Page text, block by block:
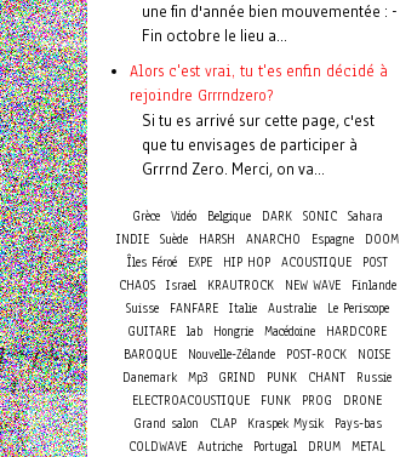
une fin d'année bien mouvementée : -
Fin octobre le lieu a...
Alors c'est vrai, tu t'es enfin décidé à
rejoindre Grrrndzero?
Si tu es arrivé sur cette page, c'est
que tu envisages de participer à
Grrrnd Zero. Merci, on va...
Grèce Vidéo Belgique DARK SONIC
Sahara
INDIE
Suède HARSH ANARCHO Espagne
DOOM
Îles Féroé
EXPE HIP HOP ACOUSTIQUE
POST
CHAOS
Israel KRAUTROCK NEW WAVE
Finlande
Suisse
FANFARE Italie Australie
Le Periscope
GUITARE lab Hongrie Macédoine
HARDCORE
BAROQUE
Nouvelle-Zélande POST-ROCK
NOISE
Danemark Mp3 GRIND PUNK CHANT
Russie
ELECTROACOUSTIQUE
FUNK PROG
DRONE
Grand salon
CLAP Kraspek Mysik
Pays-bas
COLDWAVE Autriche Portugal DRUM METAL